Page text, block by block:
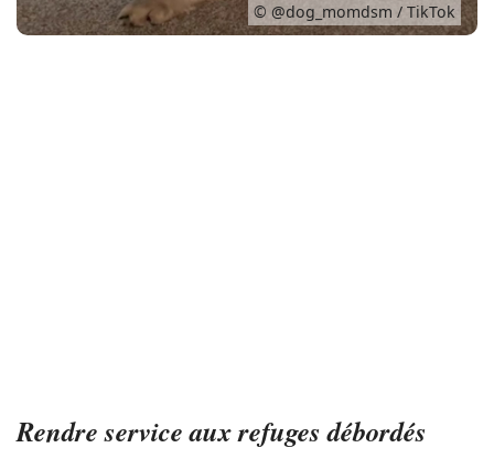
© @dog_momdsm / TikTok
Rendre service aux refuges débordés